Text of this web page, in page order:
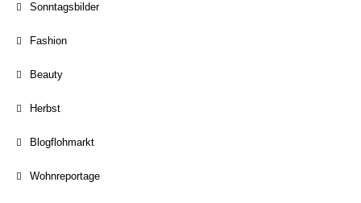
Sonntagsbilder
Fashion
Beauty
Herbst
Blogflohmarkt
Wohnreportage